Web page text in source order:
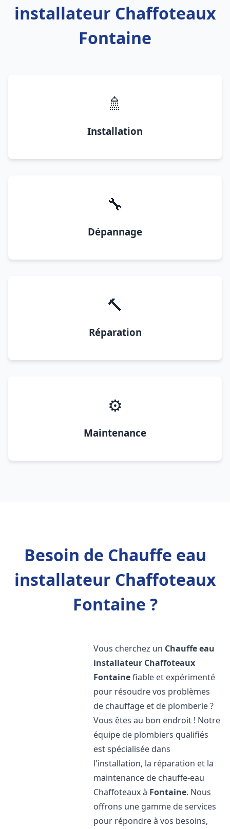
installateur Chaffoteaux
Fontaine
🚿
Installation
🔧
Dépannage
🔨
Réparation
⚙️
Maintenance
Besoin de Chauffe eau
installateur Chaffoteaux
Fontaine ?
Vous cherchez un Chauffe eau
installateur Chaffoteaux
Fontainefiable et expérimenté
pour résoudre vos problèmes
de chauffage et de plomberie ?
Vous êtes au bon endroit ! Notre
équipe de plombiers qualifiés
est spécialisée dans
l'installation, la réparation et la
maintenance de chauffe-eau
Chaffoteaux à Fontaine. Nous
offrons une gamme de services
pour répondre à vos besoins,